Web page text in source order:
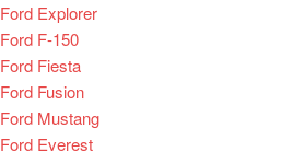
Ford Explorer
Ford F-150
Ford Fiesta
Ford Fusion
Ford Mustang
Ford Everest